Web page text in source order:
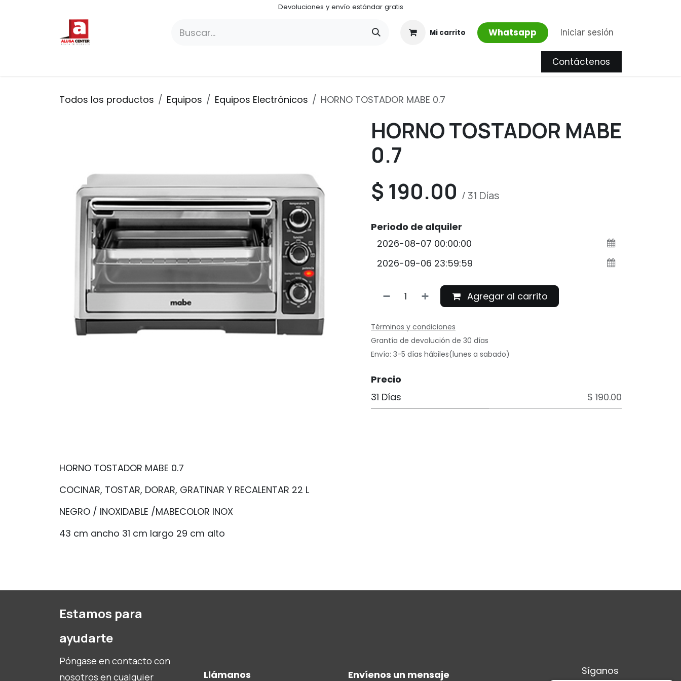
Devoluciones y envío estándar gratis
Mi carrito Whatsapp Iniciar sesión
Contáctenos
Todos los productos Equipos Equipos Electrónicos HORNO TOSTADOR MABE 0.7
HORNO TOSTADOR MABE
0.7
$ 190.00 /31 Días
Periodo de alquiler
Agregar al carrito
Términos y condiciones
Grantía de devolución de 30 días
Envío: 3-5 días hábiles(lunes a sabado)
Precio
31 Días
$ 190.00
HORNO TOSTADOR MABE 0.7
COCINAR, TOSTAR, DORAR, GRATINAR Y RECALENTAR 22 L
NEGRO / INOXIDABLE /MABECOLOR INOX
43 cm ancho 31 cm largo 29 cm alto
Estamos para
ayudarte
Póngase en contacto con
nosotros en cualquier
Llámanos Envíenos un mensaje Síganos